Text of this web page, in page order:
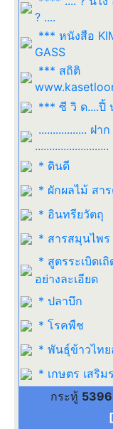
? ....
*** หนังสือ
GASS
*** สถิติ
*** ซี วิ ด....ปิ้
................. ฝาก
..........................
* ดินดี
* ผักผลไม้ สา
* อินทรียวัตถุ
* สารสมุนไพร
* สูตรระเบิดเถิ
อย่างละเอียด
* ปลาบึก
* โรคพืช
* พันธุ์ข้าวไท
* เกษตร เสริม
กระทู้ 5396